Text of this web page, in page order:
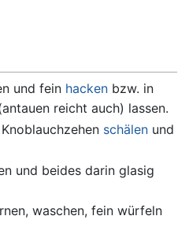
und fein hackenbzw. in
reicht auch) lassen.
schälenund
und beides darin glasig
waschen, fein würfeln